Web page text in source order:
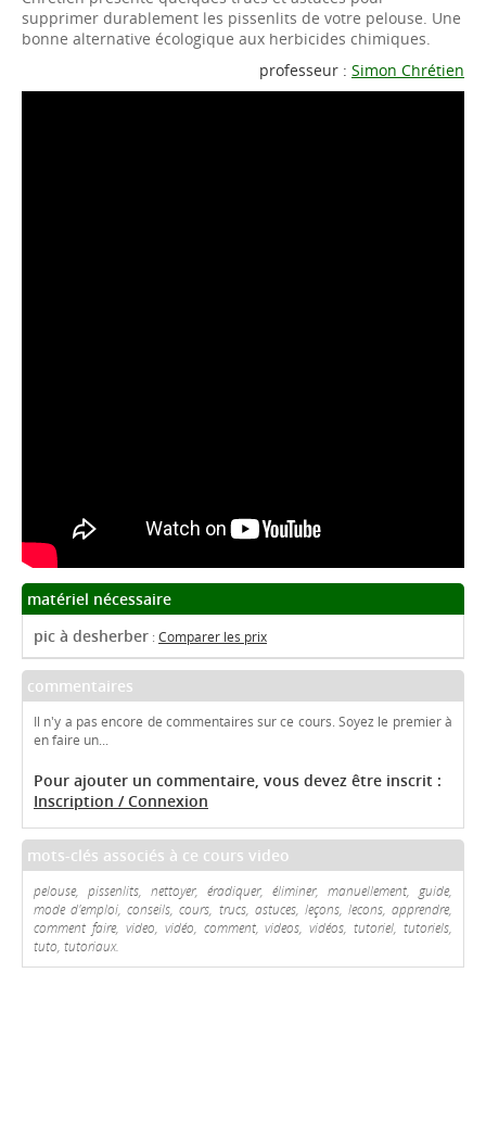
supprimer durablement les pissenlits de votre pelouse. Une
bonne alternative écologique aux herbicides chimiques.
professeur : Simon Chrétien
matériel nécessaire
pic à desherber :Comparer les prix
commentaires
Il n'y a pas encore de commentaires sur ce cours. Soyez le premier à
en faire un...
Pour ajouter un commentaire, vous devez être inscrit :
Inscription / Connexion
mots-clés associés à ce cours video
pelouse, pissenlits, nettoyer, éradiquer, éliminer, manuellement, guide,
mode d'emploi, conseils, cours, trucs, astuces, leçons, lecons, apprendre,
comment faire, video, vidéo, comment, videos, vidéos, tutoriel, tutoriels,
tuto, tutoriaux.